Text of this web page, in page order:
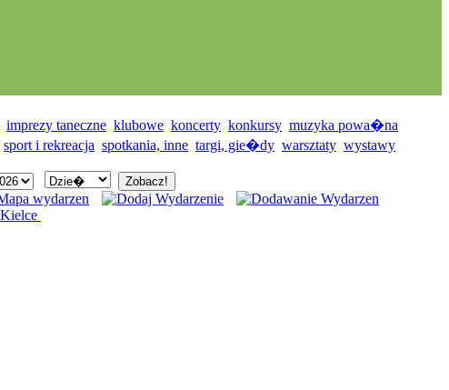
imprezy taneczne klubowe koncerty konkursy muzyka powa�na
sport i rekreacja spotkania, inne targi, gie�dy warsztaty wystawy